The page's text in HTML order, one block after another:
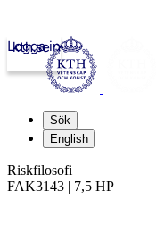
kth.se
Logga in
Sök
English
Riskfilosofi
FAK3143 | 7,5 HP